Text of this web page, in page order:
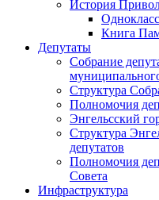
История
Книга
Депутаты
Собрание
Структура
Полномочия
Энгельсский
Структура
депутатов
Полномочия
Совета
Инфраструктура